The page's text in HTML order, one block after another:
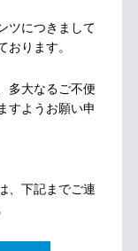
ツにつきまして
おります。
多大なるご不便
すようお願い申
、下記までご連